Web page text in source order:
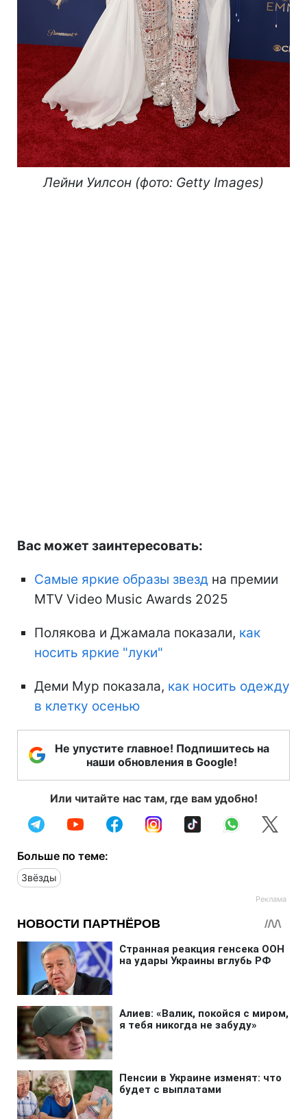
Лейни Уилсон (фото: Getty Images)
Вас может заинтересовать:
Самые яркие образы звезд на премии
MTV Video Music Awards 2025
Полякова и Джамала показали, как
носить яркие "луки"
Деми Мур показала, как носить одежду
в клетку осенью
Не упустите главное! Подпишитесь на
наши обновления в Google!
Или читайте нас там, где вам удобно!
Больше по теме:
Звёзды